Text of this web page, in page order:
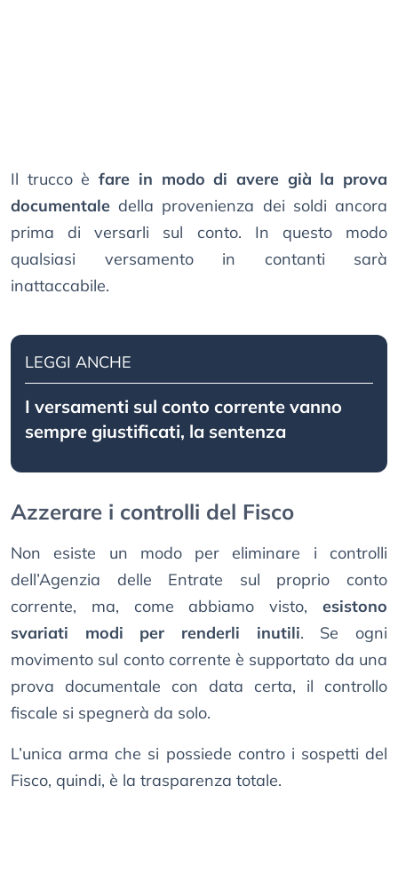
Il trucco èfare in modo di avere già la prova
documentale della provenienza dei soldi ancora
prima di versarli sul conto. In questo modo
qualsiasi versamento in contanti sarà
inattaccabile.
LEGGI ANCHE
I versamenti sul conto corrente vanno
sempre giustificati, la sentenza
Azzerare i controlli del Fisco
Non esiste un modo per eliminare i controlli
dell’Agenzia delle Entrate sul proprio conto
corrente, ma, come abbiamo visto, esistono
svariati modi per renderli inutili. Se ogni
movimento sul conto corrente è supportato da una
prova documentale con data certa, il controllo
fiscale si spegnerà da solo.
L’unica arma che si possiede contro i sospetti del
Fisco, quindi, è la trasparenza totale.